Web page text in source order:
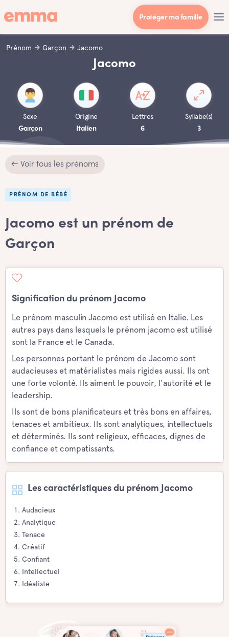
Protéger ma famille
Prénom Garçon Jacomo
Jacomo
Sexe
Garçon
Origine
Italien
Lettres
6
Syllabe(s)
3
← Voir tous les prénoms
PRÉNOM DE BÉBÉ
Jacomo est un prénom de
Garçon
Signification du prénom Jacomo
Le prénom masculin Jacomo est utilisé en Italie. Les
autres pays dans lesquels le prénom jacomo est utilisé
sont la France et le Canada.
Les personnes portant le prénom de Jacomo sont
audacieuses et matérialistes mais rigides aussi. Ils ont
une forte volonté. Ils aiment le pouvoir, l'autorité et le
leadership.
Ils sont de bons planificateurs et très bons en affaires,
tenaces et ambitieux. Ils sont analytiques, intellectuels
et déterminés. Ils sont religieux, efficaces, dignes de
confiance et compatissants.
Les caractéristiques du prénom Jacomo
Audacieux
Analytique
Tenace
Créatif
Confiant
Intellectuel
Idéaliste